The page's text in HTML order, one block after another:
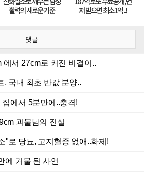
댓글